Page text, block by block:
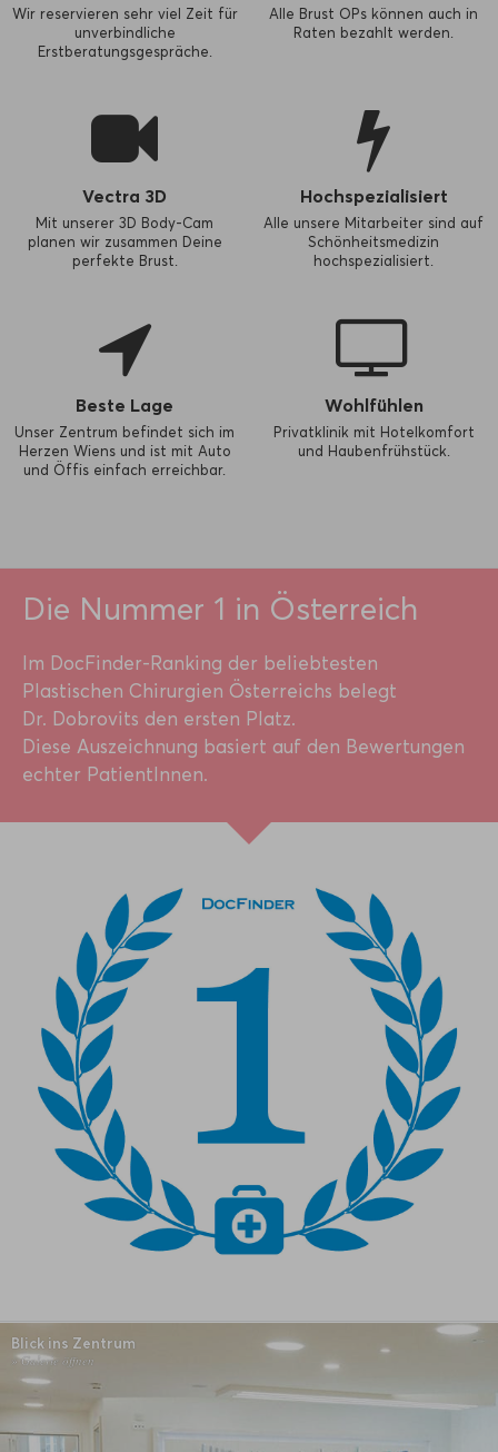
Wir reservieren sehr viel Zeit für
unverbindliche
Erstberatungsgespräche.
Alle Brust OPs können auch in
Raten bezahlt werden.
Vectra 3D
Mit unserer 3D Body-Cam
planen wir zusammen Deine
perfekte Brust.
Hochspezialisiert
Alle unsere Mitarbeiter sind auf
Schönheitsmedizin
hochspezialisiert.
Beste Lage
Unser Zentrum befindet sich im
Herzen Wiens und ist mit Auto
und Öffis einfach erreichbar.
Wohlfühlen
Privatklinik mit Hotelkomfort
und Haubenfrühstück.
Die Nummer 1 in Österreich
Im DocFinder-Ranking der beliebtesten
Plastischen Chirurgien Österreichs belegt
Dr. Dobrovits den ersten Platz.
Diese Auszeichnung basiert auf den Bewertungen
echter PatientInnen.
Blick ins Zentrum
» Galerie öffnen